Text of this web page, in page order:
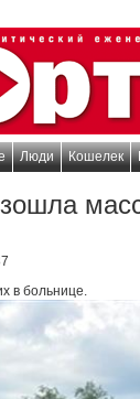
Люди Кошелек
в больнице.